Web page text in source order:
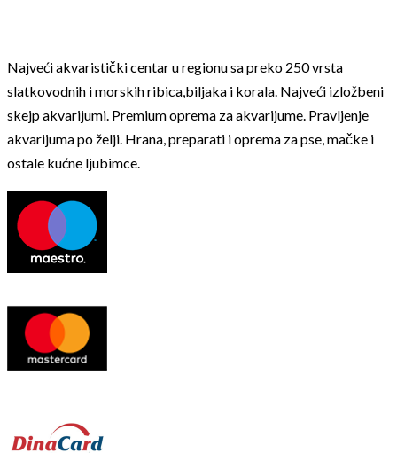
Najveći akvaristički centar u regionu sa preko 250 vrsta
slatkovodnih i morskih ribica,biljaka i korala. Najveći izložbeni
skejp akvarijumi. Premium oprema za akvarijume. Pravljenje
akvarijuma po želji. Hrana, preparati i oprema za pse, mačke i
ostale kućne ljubimce.